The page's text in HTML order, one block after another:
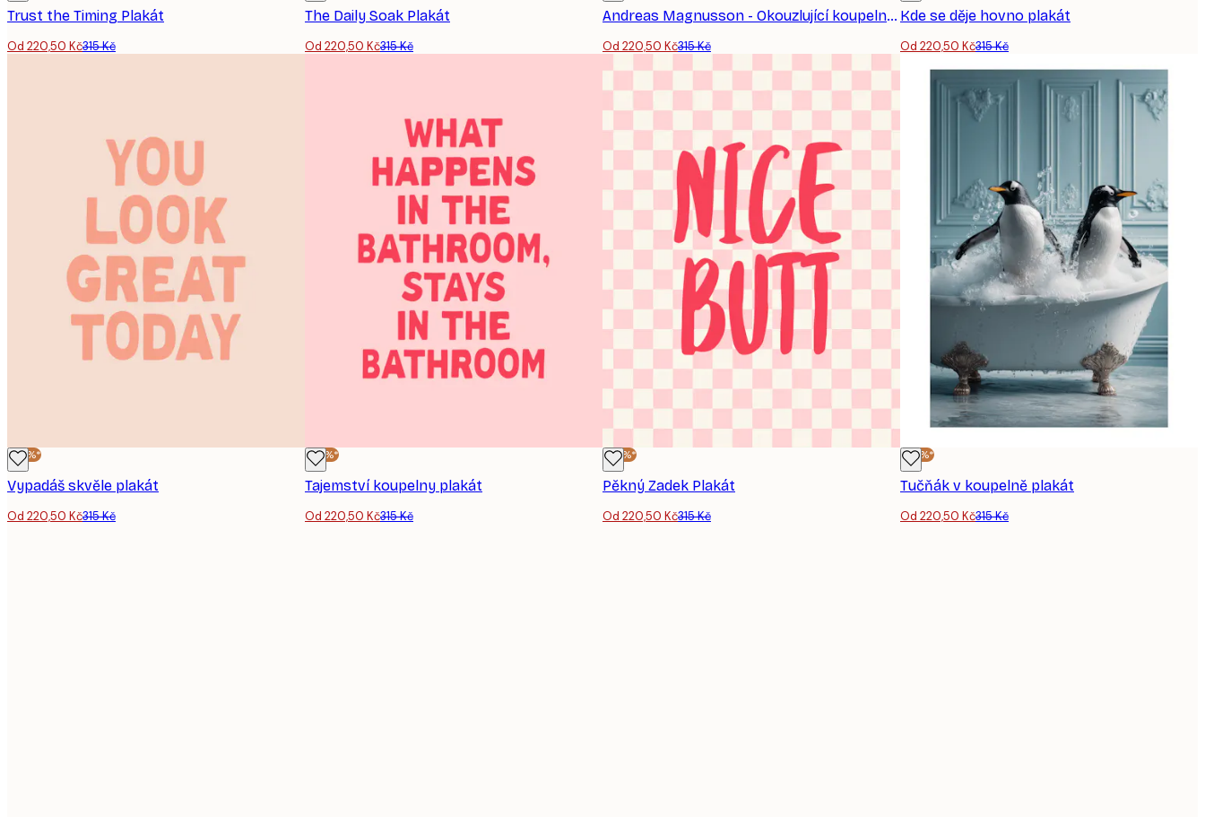
Trust the Timing Plakát
Od 220,50 Kč315 Kč
The Daily Soak Plakát
Od 220,50 Kč315 Kč
Andreas Magnusson - Okouzlující koupelnový okamžik plakát
Od 220,50 Kč315 Kč
Kde se děje hovno plakát
Od 220,50 Kč315 Kč
-30%*
Vypadáš skvěle plakát
Od 220,50 Kč315 Kč
-30%*
Tajemství koupelny plakát
Od 220,50 Kč315 Kč
-30%*
Pěkný Zadek Plakát
Od 220,50 Kč315 Kč
-30%*
Tučňák v koupelně plakát
Od 220,50 Kč315 Kč